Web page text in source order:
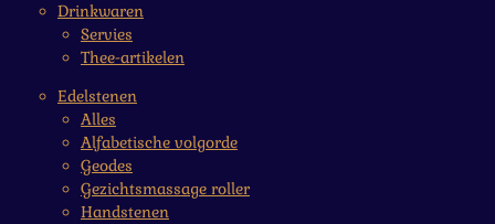
Drinkwaren
Servies
Thee-artikelen
Edelstenen
Alles
Alfabetische volgorde
Geodes
Gezichtsmassage roller
Handstenen